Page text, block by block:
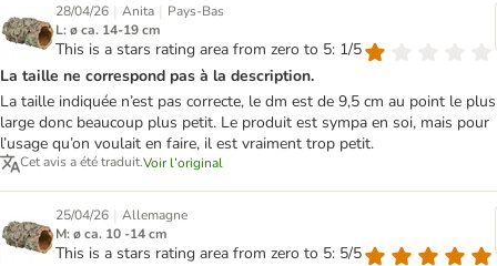
28/04/26 | Anita | Pays-Bas
L: ø ca. 14-19 cm
This is a stars rating area from zero to 5: 1/5
La taille ne correspond pas à la description.
La taille indiquée n’est pas correcte, le dm est de 9,5 cm au point le plus
large donc beaucoup plus petit. Le produit est sympa en soi, mais pour
l’usage qu’on voulait en faire, il est vraiment trop petit.
Cet avis a été traduit.Voir l’original
25/04/26 | Allemagne
M: ø ca. 10 -14 cm
This is a stars rating area from zero to 5: 5/5